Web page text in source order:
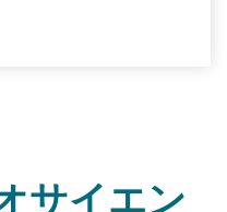
サイエン